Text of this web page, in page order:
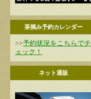
茶摘み予約カレンダー
>>予約状況をこちらでチ
ェック！
ネット通販